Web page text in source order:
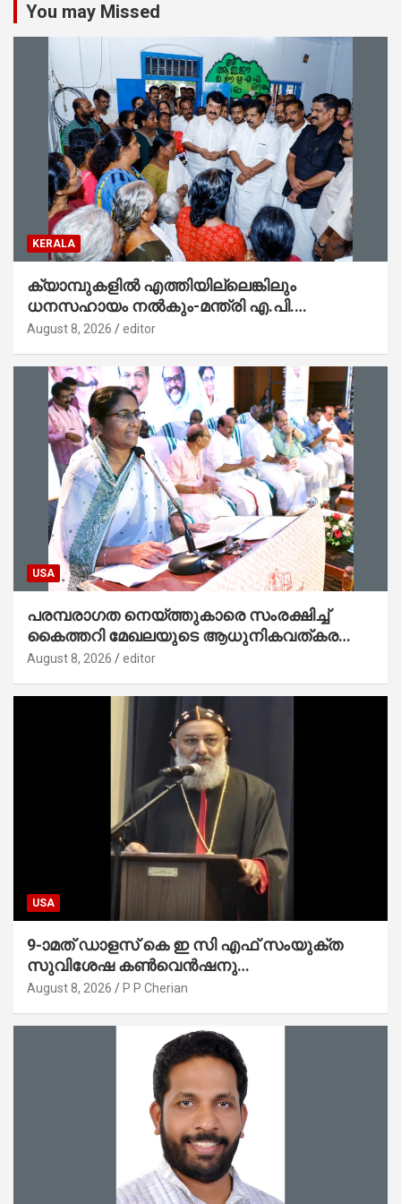
You may Missed
KERALA
ക്യാമ്പുകളിൽ എത്തിയില്ലെങ്കിലും
ധനസഹായം നൽകും-മന്ത്രി എ.പി.
അനിൽകുമാർ
August 8, 2026 editor
USA
പരമ്പരാഗത നെയ്ത്തുകാരെ സംരക്ഷിച്ച്
കൈത്തറി മേഖലയുടെ ആധുനികവത്കരണം
സാധ്യമാക്കും : ഡെപ്യൂട്ടി സ്പീക്കർ
August 8, 2026 editor
USA
9-ാമത് ഡാളസ് കെ ഇ സി എഫ് സംയുക്ത
സുവിശേഷ കൺവെൻഷനു
പ്രാർത്ഥനാനിർഭരമായ തുടക്കം
August 8, 2026 P P Cherian